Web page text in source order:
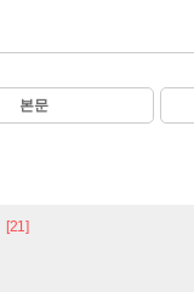
본문
[21]